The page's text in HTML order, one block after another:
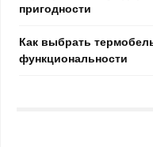
пригодности
Как выбрать
функциональности